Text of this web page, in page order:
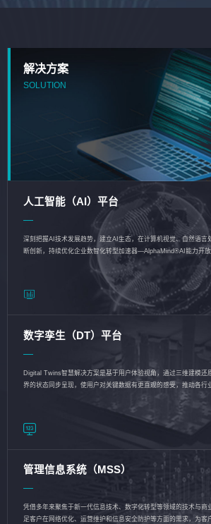
解决方案
SOLUTION
人工智能（AI）平台
深刻把握AI技术发展趋势，建立AI生态，在计算机视觉、自然语言
断创新，持续优化企业数智化转型加速器—AlphaMind®AI能力开
数字孪生（DT）平台
Digital Twins智慧解决方案是基于用户体验视角，通过三维建模还
界的状态同步呈现，使用户对关键数据有更直观的感受，推动各行
管理信息系统（MSS）
凭借多年来聚焦于新一代信息技术、数字化转型等领域的技术与商
足客户在网络优化、运营维护和信息安全防护等方面的需求，为客